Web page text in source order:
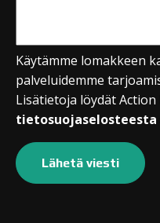
Käytämme lomakkeen
palveluidemme
Lisätietoja löydät Action
tietosuojaselosteesta